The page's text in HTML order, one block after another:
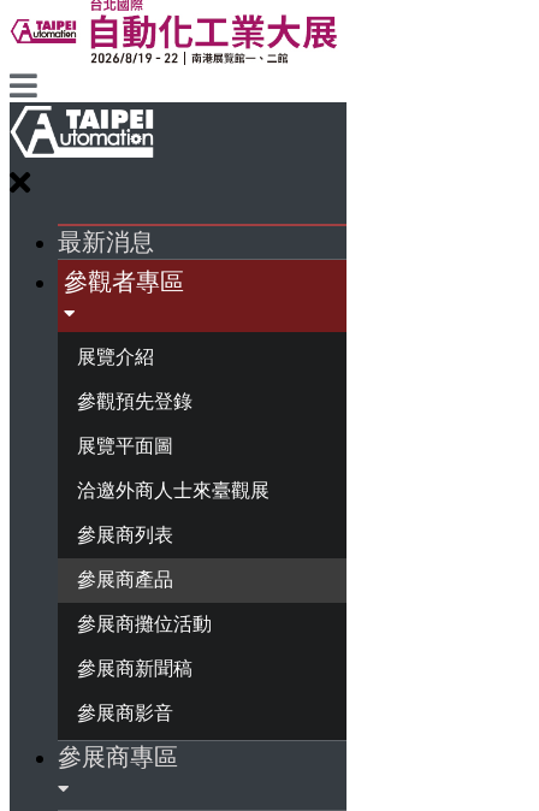
最新消息
參觀者專區
展覽介紹
參觀預先登錄
展覽平面圖
洽邀外商人士來臺觀展
參展商列表
參展商產品
參展商攤位活動
參展商新聞稿
參展商影音
參展商專區